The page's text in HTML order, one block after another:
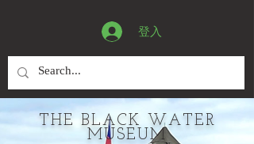
登入
THE BLACK WATER
MUSEUM